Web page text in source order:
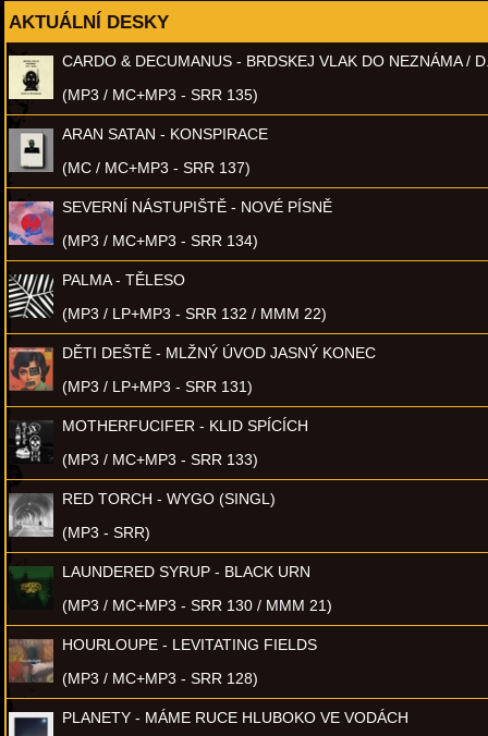
AKTUÁLNÍ DESKY
CARDO & DECUMANUS - BRDSKEJ VLAK DO NEZNÁMA /
(MP3 / MC+MP3 - SRR 135)
ARAN SATAN - KONSPIRACE
(MC / MC+MP3 - SRR 137)
SEVERNÍ NÁSTUPIŠTĚ - NOVÉ PÍSNĚ
(MP3 / MC+MP3 - SRR 134)
PALMA - TĚLESO
(MP3 / LP+MP3 - SRR 132 / MMM 22)
DĚTI DEŠTĚ - MLŽNÝ ÚVOD JASNÝ KONEC
(MP3 / LP+MP3 - SRR 131)
MOTHERFUCIFER - KLID SPÍCÍCH
(MP3 / MC+MP3 - SRR 133)
RED TORCH - WYGO (SINGL)
(MP3 - SRR)
LAUNDERED SYRUP - BLACK URN
(MP3 / MC+MP3 - SRR 130 / MMM 21)
HOURLOUPE - LEVITATING FIELDS
(MP3 / MC+MP3 - SRR 128)
PLANETY - MÁME RUCE HLUBOKO VE VODÁCH